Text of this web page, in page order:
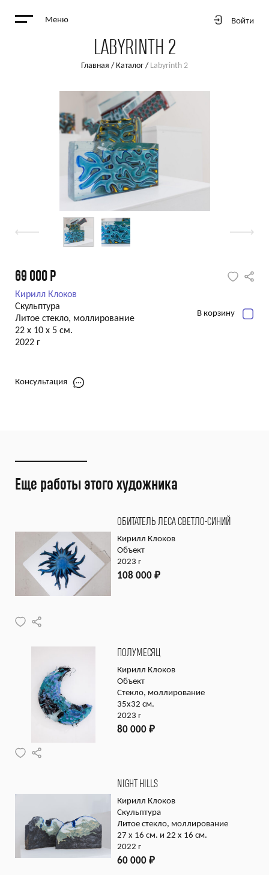
Меню Войти
LABYRINTH 2
Главная / Каталог / Labyrinth 2
69 000 Р
Кирилл Клоков
Скульптура
Литое стекло, моллирование
22 x 10 x 5 см.
2022 г
В корзину
Консультация
Еще работы этого художника
ОБИТАТЕЛЬ ЛЕСА СВЕТЛО-СИНИЙ
Кирилл Клоков
Объект
2023 г
108 000 ₽
ПОЛУМЕСЯЦ
Кирилл Клоков
Объект
Стекло, моллирование
35х32 см.
2023 г
80 000 ₽
NIGHT HILLS
Кирилл Клоков
Скульптура
Литое стекло, моллирование
27 x 16 см. и 22 x 16 см.
2022 г
60 000 ₽